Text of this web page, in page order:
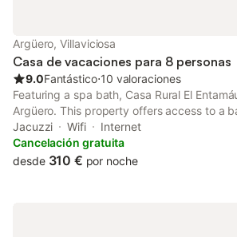
Argüero, Villaviciosa
Casa de vacaciones para 8 personas
9.0Fantástico⋅10 valoraciones
Featuring a spa bath, Casa Rural El
Argüero. This property offers access to a
parking and free WiFi. The property is non-
situated 20 km from Asturian Entrepreneurs
Jacuzzi Wifi
Internet
Cancelación gratuita
desde 310 € por noche